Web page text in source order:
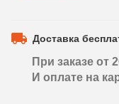
Доставка
При заказе от
И оплате на